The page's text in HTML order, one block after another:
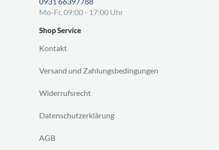
Mo-Fr, 09:00 - 17:00 Uhr
Shop Service
Kontakt
Versand und Zahlungsbedingungen
Widerrufsrecht
Datenschutzerklärung
AGB